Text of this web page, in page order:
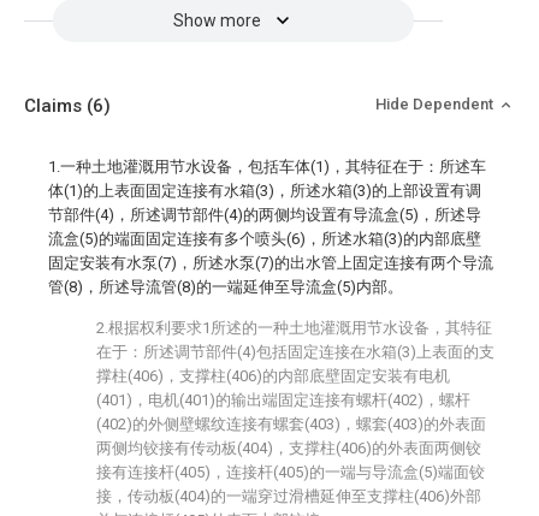
Show more
Claims (6) Hide Dependent
1.一种土地灌溉用节水设备，包括车体(1)，其特征在于：所述车
体(1)的上表面固定连接有水箱(3)，所述水箱(3)的上部设置有调
节部件(4)，所述调节部件(4)的两侧均设置有导流盒(5)，所述导
流盒(5)的端面固定连接有多个喷头(6)，所述水箱(3)的内部底壁
固定安装有水泵(7)，所述水泵(7)的出水管上固定连接有两个导流
管(8)，所述导流管(8)的一端延伸至导流盒(5)内部。
2.根据权利要求1所述的一种土地灌溉用节水设备，其特征
在于：所述调节部件(4)包括固定连接在水箱(3)上表面的支
撑柱(406)，支撑柱(406)的内部底壁固定安装有电机
(401)，电机(401)的输出端固定连接有螺杆(402)，螺杆
(402)的外侧壁螺纹连接有螺套(403)，螺套(403)的外表面
两侧均铰接有传动板(404)，支撑柱(406)的外表面两侧铰
接有连接杆(405)，连接杆(405)的一端与导流盒(5)端面铰
接，传动板(404)的一端穿过滑槽延伸至支撑柱(406)外部